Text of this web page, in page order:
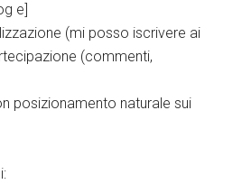
e]
(mi posso iscrivere ai
(commenti,
posizionamento naturale sui